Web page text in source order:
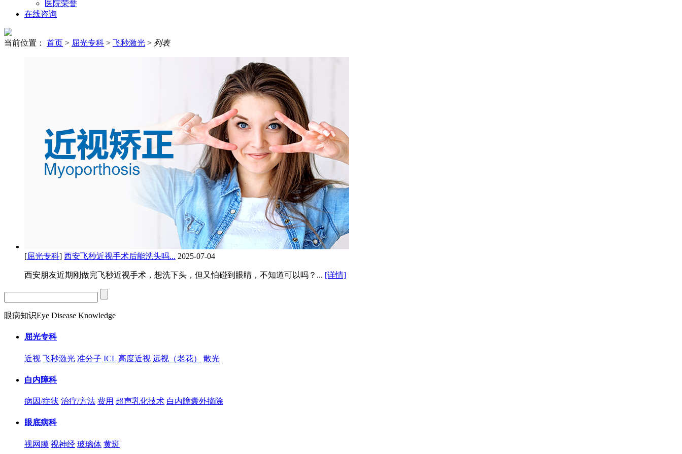
医院荣誉
在线咨询
当前位置： 首页 > 屈光专科 > 飞秒激光 > 列表
[屈光专科] 西安飞秒近视手术后能洗头吗... 2025-07-04
西安朋友近期刚做完飞秒近视手术，想洗下头，但又怕碰到眼睛，不知道可以吗？... [详情]
眼病知识Eye Disease Knowledge
屈光专科
近视 飞秒激光 准分子 ICL 高度近视 远视（老花） 散光
白内障科
病因/症状 治疗/方法 费用 超声乳化技术 白内障囊外摘除
眼底病科
视网膜 视神经 玻璃体 黄斑